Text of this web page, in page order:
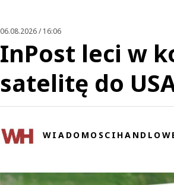
06.08.2026 / 16:06
InPost leci w
satelitę do